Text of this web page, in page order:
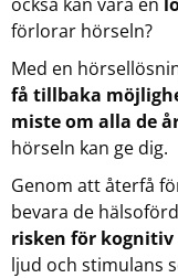
förlorar hörseln?
Med en
få tillbaka
miste om alla de
hörseln kan ge dig.
Genom att återfå
bevara de
risken för
ljud och stimulans